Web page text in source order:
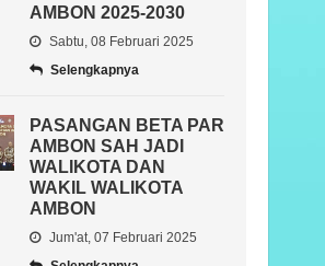
AMBON 2025-2030
Sabtu, 08 Februari 2025
Selengkapnya
PASANGAN BETA PAR
AMBON SAH JADI
WALIKOTA DAN
WAKIL WALIKOTA
AMBON
Jum'at, 07 Februari 2025